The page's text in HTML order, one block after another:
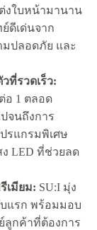
งใบหน้ามานาน
ดีเด่นจาก
มปลอดภัย และ
ที่รวดเร็ว:
อ 1 ตลอด
จนถึงการ
รแกรมพิเศษ
LED ที่ช่วยลด
เมียม: SU:I มุ่ง
แรก พร้อมมอบ
ลูกค้าที่ต้องการ